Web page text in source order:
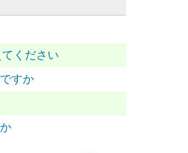
ください
すか